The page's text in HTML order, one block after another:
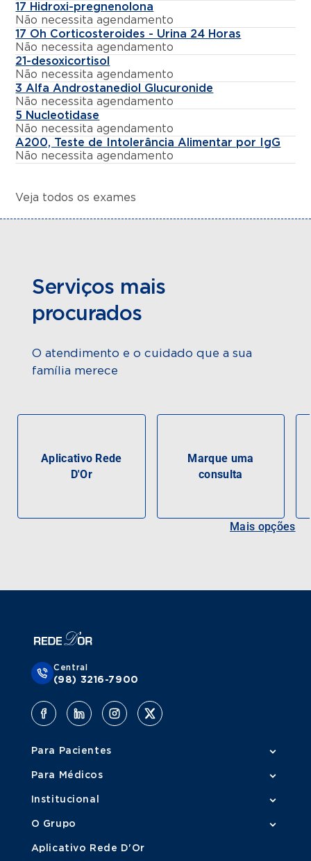
17 Hidroxi-pregnenolona
Não necessita agendamento
17 Oh Corticosteroides - Urina 24 Horas
Não necessita agendamento
21-desoxicortisol
Não necessita agendamento
3 Alfa Androstanediol Glucuronide
Não necessita agendamento
5 Nucleotidase
Não necessita agendamento
A200, Teste de Intolerância Alimentar por IgG
Não necessita agendamento
Veja todos os exames
Serviços mais
procurados
O atendimento e o cuidado que a sua
família merece
Aplicativo Rede
D'Or
Marque uma
consulta
Mais opções
Central
(98) 3216-7900
Para Pacientes
Para Médicos
Institucional
O Grupo
Aplicativo Rede D'Or